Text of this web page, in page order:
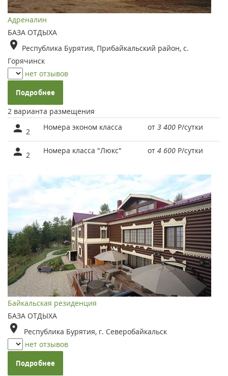
Адреналин
БАЗА ОТДЫХА
Республика Бурятия, Прибайкальский район, с.
Горячинск
нет отзывов
Подробнее
2 варианта размещения
2 Номера эконом класса от 3 400 Р/сутки
2 Номера класса "Люкс" от 4 600 Р/сутки
Байкальская резиденция
БАЗА ОТДЫХА
Республика Бурятия, г. Северобайкальск
нет отзывов
Подробнее